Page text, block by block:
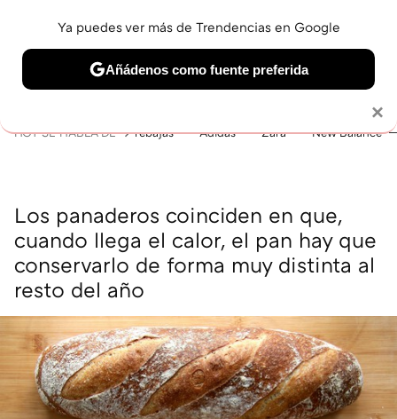
BELLEZA SHOPPING VIAJES GASTRO SNEAKERS
HOY SE HABLA DE rebajas Adidas Zara New Balance
Los panaderos coinciden en que,
cuando llega el calor, el pan hay que
conservarlo de forma muy distinta al
resto del año
×
Ya puedes ver más de Trendencias en Google
Añádenos como fuente preferida